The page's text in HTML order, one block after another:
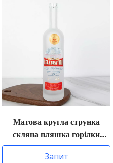
Матова кругла струнка
скляна пляшка горілки
Arizona
Запит